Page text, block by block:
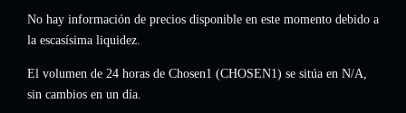
No hay información de precios disponible en este momento debido a
la escasísima liquidez.
El volumen de 24 horas de Chosen1 (CHOSEN1) se sitúa en N/A,
sin cambios en un día.